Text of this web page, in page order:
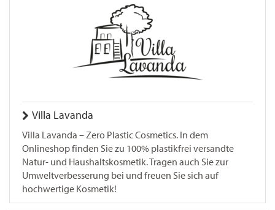
Villa Lavanda
Villa Lavanda – Zero Plastic Cosmetics. In dem
Onlineshop finden Sie zu 100% plastikfrei versandte
Natur- und Haushaltskosmetik. Tragen auch Sie zur
Umweltverbesserung bei und freuen Sie sich auf
hochwertige Kosmetik!